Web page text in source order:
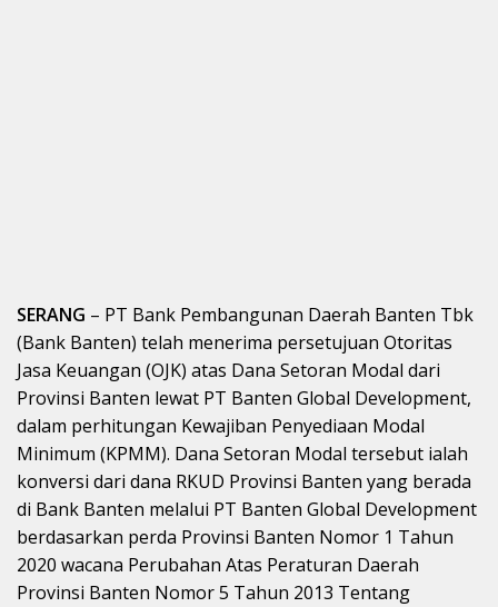
SERANG – PT Bank Pembangunan Daerah Banten Tbk
(Bank Banten) telah menerima persetujuan Otoritas
Jasa Keuangan (OJK) atas Dana Setoran Modal dari
Provinsi Banten lewat PT Banten Global Development,
dalam perhitungan Kewajiban Penyediaan Modal
Minimum (KPMM). Dana Setoran Modal tersebut ialah
konversi dari dana RKUD Provinsi Banten yang berada
di Bank Banten melalui PT Banten Global Development
berdasarkan perda Provinsi Banten Nomor 1 Tahun
2020 wacana Perubahan Atas Peraturan Daerah
Provinsi Banten Nomor 5 Tahun 2013 Tentang